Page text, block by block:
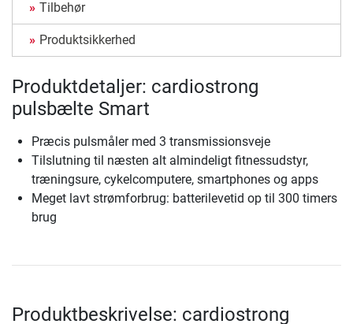
Tilbehør
Produktsikkerhed
Produktdetaljer: cardiostrong
pulsbælte Smart
Præcis pulsmåler med 3 transmissionsveje
Tilslutning til næsten alt almindeligt fitnessudstyr,
træningsure, cykelcomputere, smartphones og apps
Meget lavt strømforbrug: batterilevetid op til 300 timers
brug
Produktbeskrivelse: cardiostrong